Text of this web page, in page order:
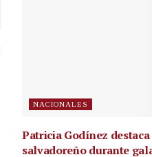
NACIONALES
Patricia Godínez
salvadoreño durante